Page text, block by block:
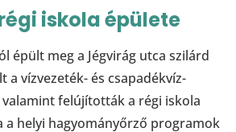
iskola épülete
épült meg a Jégvirág utca szilárd
a vízvezeték- és csapadékvíz-
felújították a régi iskola
a helyi hagyományőrző programok